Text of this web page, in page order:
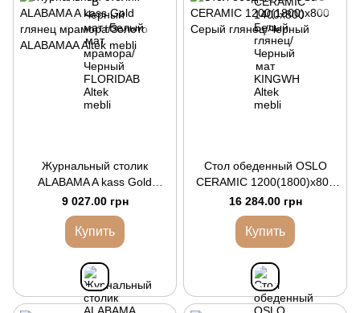
Журнальный столик
ALABAMA A kass Gold
глянец мрамора/Золото
9 027.00 грн
Купить
Стол обеденный OSLO
CERAMIC 1200(1800)x800
Серый глянец/Черный
16 284.00 грн
Купить